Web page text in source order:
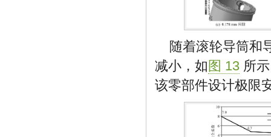
随着滚轮导筒和
减小，如 图 13 所
该零部件设计极限